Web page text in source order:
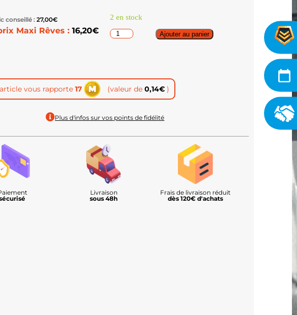
conseillé : 27,00€
Maxi Rêves : 16,20€
2 en stock
Ajouter au panier
vous rapporte 17 (valeur de 0,14€ )
Plus d'infos sur vos points de fidélité
Livraison
sous 48h
Frais de livraison réduit
dès 120€ d'achats